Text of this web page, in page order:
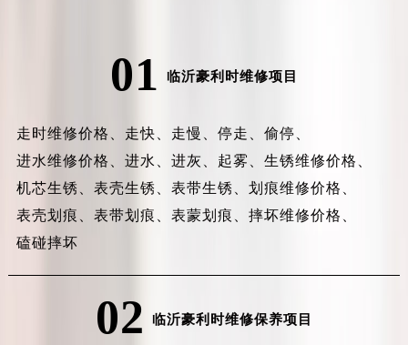
01 临沂豪利时维修项目
走时维修价格、 走快、 走慢、 停走、 偷停、
进水维修价格、 进水、 进灰、 起雾、 生锈维修价格、
机芯生锈、 表壳生锈、 表带生锈、 划痕维修价格、
表壳划痕、 表带划痕、 表蒙划痕、 摔坏维修价格、
磕碰摔坏
02 临沂豪利时维修保养项目